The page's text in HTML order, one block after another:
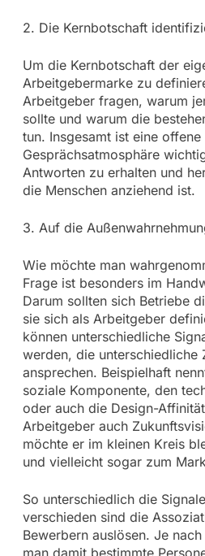
2. Die Kernbotschaft
Um die Kernbotschaft der
Arbeitgebermarke zu
Arbeitgeber fragen, warum
sollte und warum die
tun. Insgesamt ist eine
Gesprächsatmosphäre
Antworten zu erhalten und
die Menschen anziehend ist.
3. Auf die
Wie möchte man
Frage ist besonders im
Darum sollten sich Betriebe
sie sich als Arbeitgeber
können unterschiedliche
werden, die unterschiedliche
ansprechen. Beispielhaft
soziale Komponente, den
oder auch die Design-
Arbeitgeber auch
möchte er im kleinen Kreis
und vielleicht sogar zum
So unterschiedlich die
verschieden sind die
Bewerbern auslösen. Je